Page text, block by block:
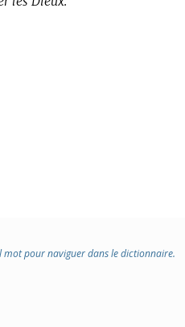
mot pour naviguer dans le dictionnaire.